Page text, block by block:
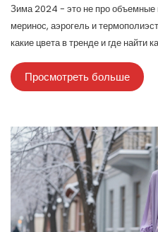
Зима 2024 - это не про объемные
меринос, аэрогель и
какие цвета в тренде и где найти
Просмотреть больше